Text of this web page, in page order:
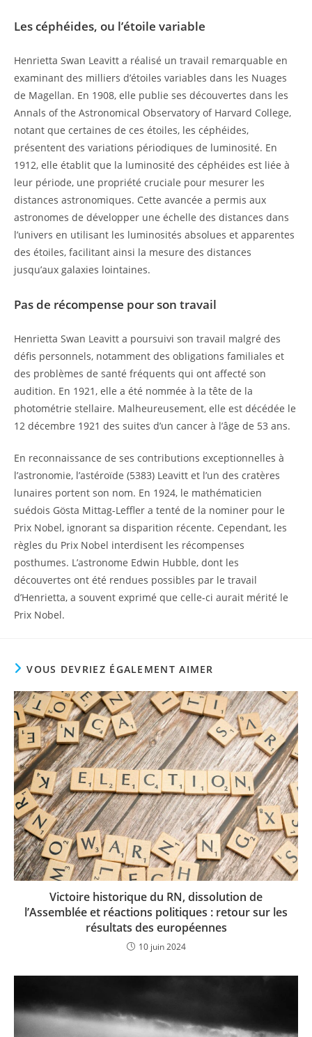
Les céphéides, ou l’étoile variable
Henrietta Swan Leavitt a réalisé un travail remarquable en
examinant des milliers d’étoiles variables dans les Nuages
de Magellan. En 1908, elle publie ses découvertes dans les
Annals of the Astronomical Observatory of Harvard College,
notant que certaines de ces étoiles, les céphéides,
présentent des variations périodiques de luminosité. En
1912, elle établit que la luminosité des céphéides est liée à
leur période, une propriété cruciale pour mesurer les
distances astronomiques. Cette avancée a permis aux
astronomes de développer une échelle des distances dans
l’univers en utilisant les luminosités absolues et apparentes
des étoiles, facilitant ainsi la mesure des distances
jusqu’aux galaxies lointaines.
Pas de récompense pour son travail
Henrietta Swan Leavitt a poursuivi son travail malgré des
défis personnels, notamment des obligations familiales et
des problèmes de santé fréquents qui ont affecté son
audition. En 1921, elle a été nommée à la tête de la
photométrie stellaire. Malheureusement, elle est décédée le
12 décembre 1921 des suites d’un cancer à l’âge de 53 ans.
En reconnaissance de ses contributions exceptionnelles à
l’astronomie, l’astéroïde (5383) Leavitt et l’un des cratères
lunaires portent son nom. En 1924, le mathématicien
suédois Gösta Mittag-Leffler a tenté de la nominer pour le
Prix Nobel, ignorant sa disparition récente. Cependant, les
règles du Prix Nobel interdisent les récompenses
posthumes. L’astronome Edwin Hubble, dont les
découvertes ont été rendues possibles par le travail
d’Henrietta, a souvent exprimé que celle-ci aurait mérité le
Prix Nobel.
VOUS DEVRIEZ ÉGALEMENT AIMER
Victoire historique du RN, dissolution de
l’Assemblée et réactions politiques : retour sur les
résultats des européennes
10 juin 2024